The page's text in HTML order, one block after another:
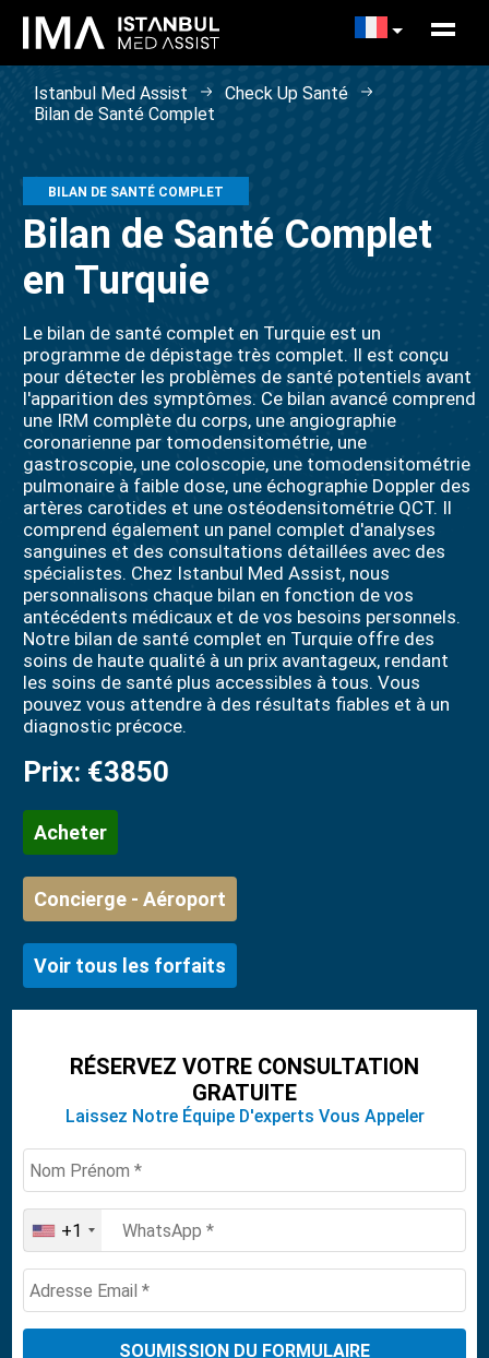
Istanbul Med Assist
Check Up Santé
Bilan de Santé Complet
BILAN DE SANTÉ COMPLET
Bilan de Santé Complet
en Turquie
Le bilan de santé complet en Turquie est un
programme de dépistage très complet. Il est conçu
pour détecter les problèmes de santé potentiels avant
l'apparition des symptômes. Ce bilan avancé comprend
une IRM complète du corps, une angiographie
coronarienne par tomodensitométrie, une
gastroscopie, une coloscopie, une tomodensitométrie
pulmonaire à faible dose, une échographie Doppler des
artères carotides et une ostéodensitométrie QCT. Il
comprend également un panel complet d'analyses
sanguines et des consultations détaillées avec des
spécialistes. Chez Istanbul Med Assist, nous
personnalisons chaque bilan en fonction de vos
antécédents médicaux et de vos besoins personnels.
Notre bilan de santé complet en Turquie offre des
soins de haute qualité à un prix avantageux, rendant
les soins de santé plus accessibles à tous. Vous
pouvez vous attendre à des résultats fiables et à un
diagnostic précoce.
Prix: €3850
Acheter
Concierge - Aéroport
Voir tous les forfaits
RÉSERVEZ VOTRE CONSULTATION
GRATUITE
Laissez Notre Équipe D'experts Vous Appeler
United
States
+1
+1